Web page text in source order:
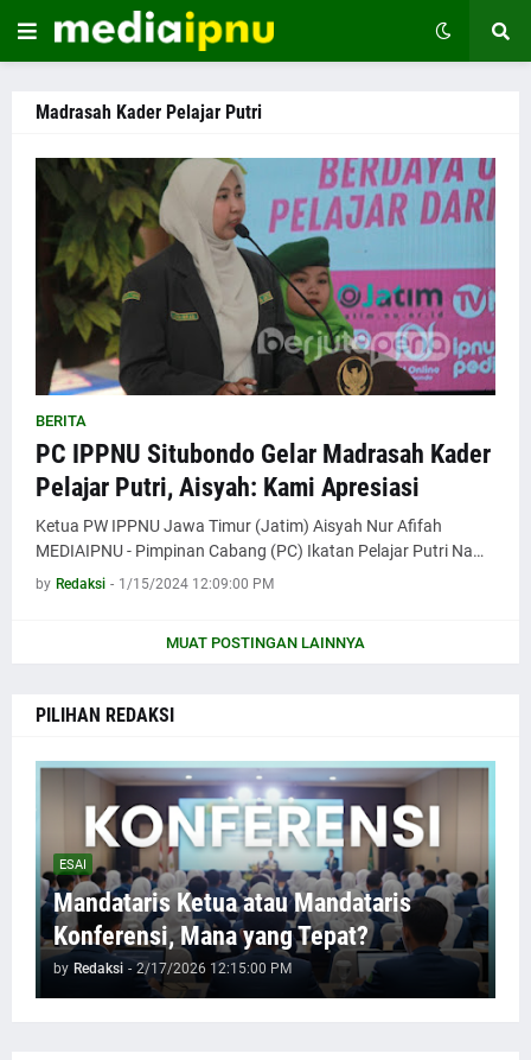
Madrasah Kader Pelajar Putri
BERITA
PC IPPNU Situbondo Gelar Madrasah Kader
Pelajar Putri, Aisyah: Kami Apresiasi
Ketua PW IPPNU Jawa Timur (Jatim) Aisyah Nur Afifah
MEDIAIPNU - Pimpinan Cabang (PC) Ikatan Pelajar Putri Na…
by Redaksi - 1/15/2024 12:09:00 PM
MUAT POSTINGAN LAINNYA
PILIHAN REDAKSI
ESAI
Mandataris Ketua atau Mandataris
Konferensi, Mana yang Tepat?
by Redaksi - 2/17/2026 12:15:00 PM